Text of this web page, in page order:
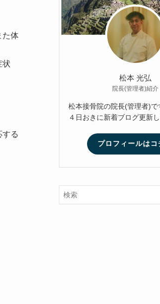
た体
状
る
松本 光弘
院長(管理者)紹介
松本接骨院の院長(管理者)で
４日おきに新着ブログ更新し
プロフィールはコ